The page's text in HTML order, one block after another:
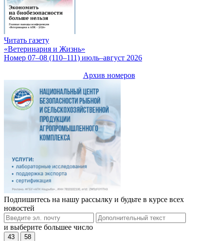
Читать газету
«Ветеринария и Жизнь»
Номер 07–08 (110–111) июль–август 2026
Архив номеров
Подпишитесь на нашу рассылку и будьте в курсе всех
новостей
и выберите большее число
43 58